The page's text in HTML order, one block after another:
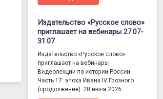
Издательство «Русское слово»
приглашает на вебинары 27.07-
31.07
Издательство «Русское слово»
приглашает на вебинары
Видеолекции по истории России.
Часть 17: эпоха Ивана IV Грозного
(продолжение) 28 июля 2026 …